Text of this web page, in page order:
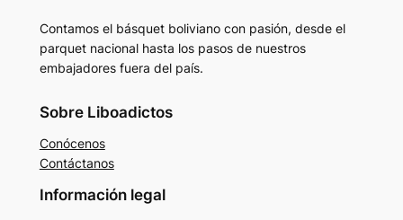
Contamos el básquet boliviano con pasión, desde el
parquet nacional hasta los pasos de nuestros
embajadores fuera del país.
Sobre Liboadictos
Conócenos
Contáctanos
Información legal